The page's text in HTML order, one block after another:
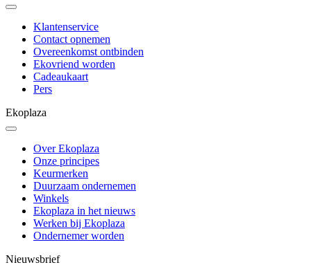
Klantenservice
Contact opnemen
Overeenkomst ontbinden
Ekovriend worden
Cadeaukaart
Pers
Ekoplaza
Over Ekoplaza
Onze principes
Keurmerken
Duurzaam ondernemen
Winkels
Ekoplaza in het nieuws
Werken bij Ekoplaza
Ondernemer worden
Nieuwsbrief